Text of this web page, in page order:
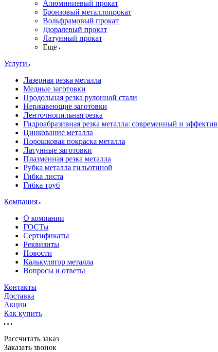
Алюминиевый прокат
Бронзовый металлопрокат
Вольфрамовый прокат
Дюралевый прокат
Латунный прокат
Еще
Услуги
Лазерная резка металла
Медные заготовки
Продольная резка рулонной стали
Нержавеющие заготовки
Ленточнопильная резка
Гидроабразивная резка металла: современный и
Цинкование металла
Порошковая покраска металла
Латунные заготовки
Плазменная резка металла
Рубка металла гильотиной
Гибка листа
Гибка труб
Компания
О компании
ГОСТы
Сертификаты
Реквизиты
Новости
Калькулятор металла
Вопросы и ответы
Контакты
Доставка
Акции
Как купить
Рассчитать заказ
Заказать звонок